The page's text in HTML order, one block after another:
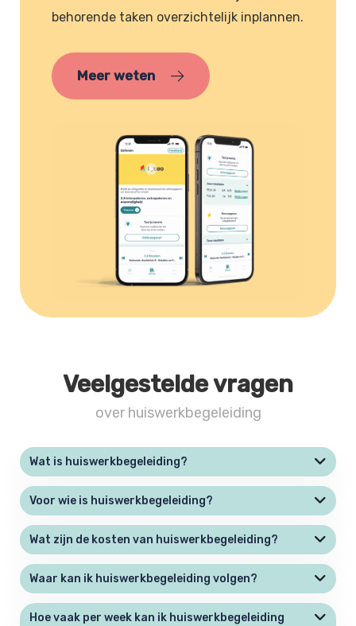
behorende taken overzichtelijk inplannen.
Meer weten
Veelgestelde vragen
over huiswerkbegeleiding
Wat is huiswerkbegeleiding?
Voor wie is huiswerkbegeleiding?
Wat zijn de kosten van huiswerkbegeleiding?
Waar kan ik huiswerkbegeleiding volgen?
Hoe vaak per week kan ik huiswerkbegeleiding